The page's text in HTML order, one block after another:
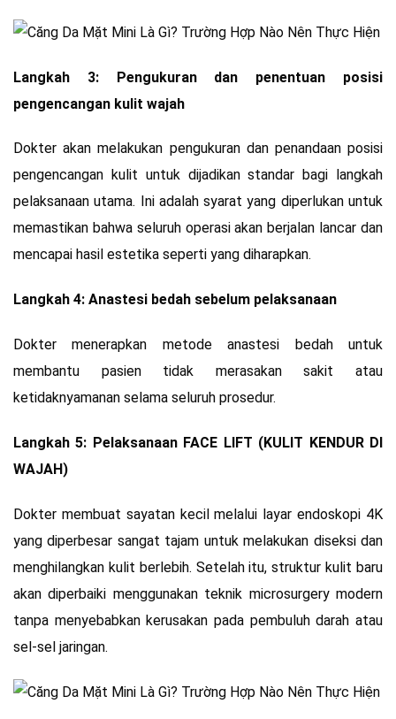
Langkah 3: Pengukuran dan penentuan posisi
pengencangan kulit wajah
Dokter akan melakukan pengukuran dan penandaan posisi
pengencangan kulit untuk dijadikan standar bagi langkah
pelaksanaan utama. Ini adalah syarat yang diperlukan untuk
memastikan bahwa seluruh operasi akan berjalan lancar dan
mencapai hasil estetika seperti yang diharapkan.
Langkah 4: Anastesi bedah sebelum pelaksanaan
Dokter menerapkan metode anastesi bedah untuk
membantu pasien tidak merasakan sakit atau
ketidaknyamanan selama seluruh prosedur.
Langkah 5: Pelaksanaan FACE LIFT (KULIT KENDUR DI
WAJAH)
Dokter membuat sayatan kecil melalui layar endoskopi 4K
yang diperbesar sangat tajam untuk melakukan diseksi dan
menghilangkan kulit berlebih. Setelah itu, struktur kulit baru
akan diperbaiki menggunakan teknik microsurgery modern
tanpa menyebabkan kerusakan pada pembuluh darah atau
sel-sel jaringan.